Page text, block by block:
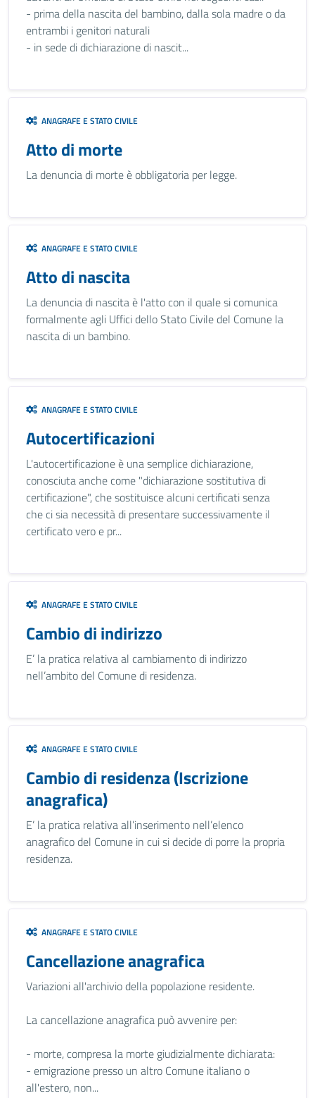
- prima della nascita del bambino, dalla sola madre o da
entrambi i genitori naturali
- in sede di dichiarazione di nascit...
ANAGRAFE E STATO CIVILE
Atto di morte
La denuncia di morte è obbligatoria per legge.
ANAGRAFE E STATO CIVILE
Atto di nascita
La denuncia di nascita è l'atto con il quale si comunica
formalmente agli Uffici dello Stato Civile del Comune la
nascita di un bambino.
ANAGRAFE E STATO CIVILE
Autocertificazioni
L'autocertificazione è una semplice dichiarazione,
conosciuta anche come "dichiarazione sostitutiva di
certificazione", che sostituisce alcuni certificati senza
che ci sia necessità di presentare successivamente il
certificato vero e pr...
ANAGRAFE E STATO CIVILE
Cambio di indirizzo
E’ la pratica relativa al cambiamento di indirizzo
nell’ambito del Comune di residenza.
ANAGRAFE E STATO CIVILE
Cambio di residenza (Iscrizione
anagrafica)
E’ la pratica relativa all’inserimento nell’elenco
anagrafico del Comune in cui si decide di porre la propria
residenza.
ANAGRAFE E STATO CIVILE
Cancellazione anagrafica
Variazioni all'archivio della popolazione residente.
La cancellazione anagrafica può avvenire per:
- morte, compresa la morte giudizialmente dichiarata:
- emigrazione presso un altro Comune italiano o
all'estero, non...